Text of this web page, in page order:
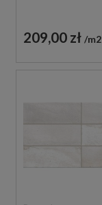
209,00 zł m2